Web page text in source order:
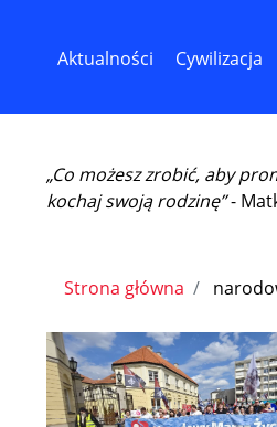
Aktualności Cywilizacja
„Co możesz zrobić, aby
kochaj swoją rodzinę”-
Strona główna